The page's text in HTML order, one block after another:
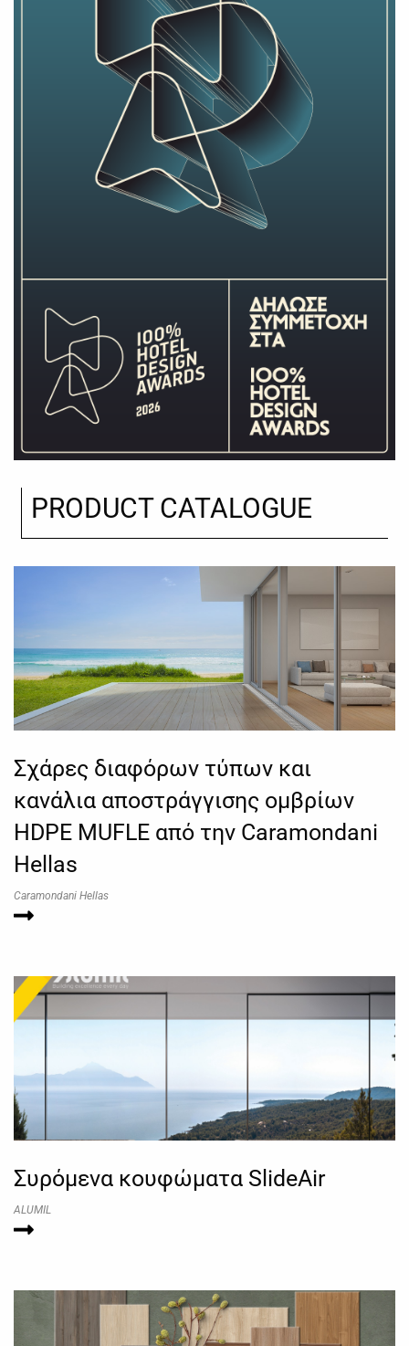
PRODUCT CATALOGUE
Σχάρες διαφόρων τύπων και
κανάλια αποστράγγισης ομβρίων
HDPE MUFLE από την Caramondani
Hellas
Caramondani Hellas
Συρόμενα κουφώματα SlideAir
ALUMIL